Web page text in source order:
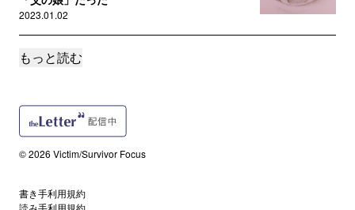
2023.01.02
誰でも
誰でも
2022.10.28
誰でも
もっと読む
© 2026 Victim/Survivor Focus
書き手利用規約
読み手利用規約